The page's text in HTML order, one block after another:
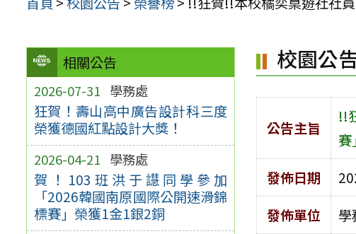
相關公告
2026-07-31 學務處
狂賀！壽山高中廣告設計科三度
榮獲德國紅點設計大獎！
2026-04-21 學務處
賀！103班洪于譿同學參加
「2026韓國南原國際公開速滑錦
標賽」榮獲1金1銀2銅
校園公
公告主旨
!!
賽
發佈日期
發佈單位
學